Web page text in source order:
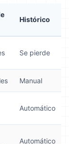
Histórico
Se pierde
Manual
Automático
Automático